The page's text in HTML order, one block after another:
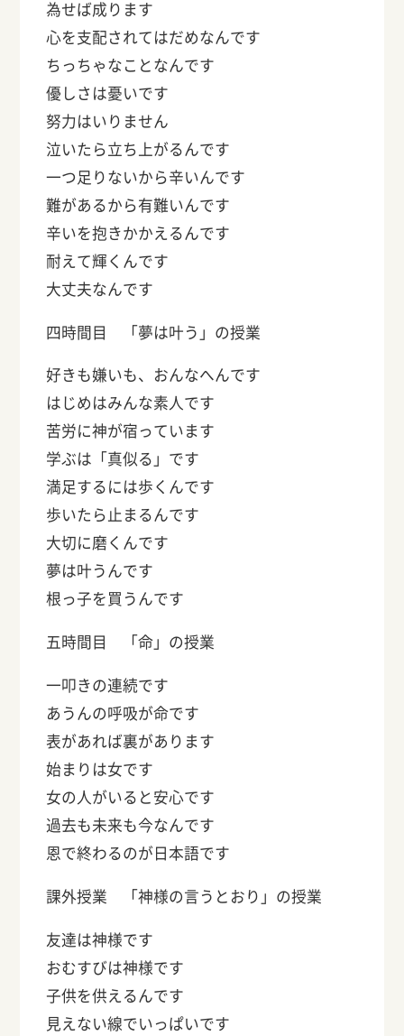
為せば成ります
心を支配されてはだめなんです
ちっちゃなことなんです
優しさは憂いです
努力はいりません
泣いたら立ち上がるんです
一つ足りないから辛いんです
難があるから有難いんです
辛いを抱きかかえるんです
耐えて輝くんです
大丈夫なんです
四時間目 「夢は叶う」の授業
好きも嫌いも、おんなへんです
はじめはみんな素人です
苦労に神が宿っています
学ぶは「真似る」です
満足するには歩くんです
歩いたら止まるんです
大切に磨くんです
夢は叶うんです
根っ子を買うんです
五時間目 「命」の授業
一叩きの連続です
あうんの呼吸が命です
表があれば裏があります
始まりは女です
女の人がいると安心です
過去も未来も今なんです
恩で終わるのが日本語です
課外授業 「神様の言うとおり」の授業
友達は神様です
おむすびは神様です
子供を供えるんです
見えない線でいっぱいです